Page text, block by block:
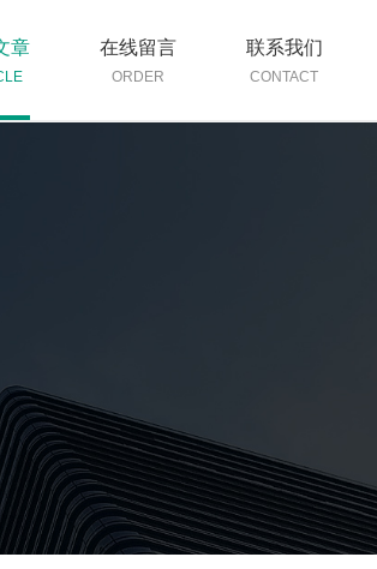
章 在线留言
ORDER
联系我们
CONTACT